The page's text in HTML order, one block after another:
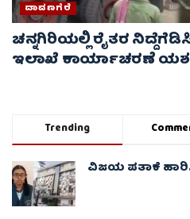
ದಾವಣಗೆರೆ
ಚನ್ನಗಿರಿಯಲ್ಲಿ ರೈತರ
ಇಲಾಖೆ ಕಾರ್ಯಾಚರಣೆ
Trending
ವಿಜಯ ಪತಾಕೆ